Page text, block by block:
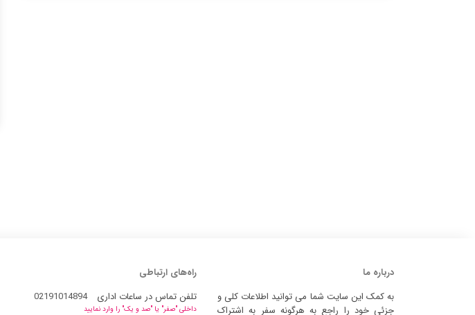
درباره ما
به کمک این سایت شما می توانید اطلاعات کلی و
جزئی خود را راجع به هرگونه سفر به اشتراک
راه‌های ارتباطی
تلفن تماس در ساعات اداری
02191014894
داخلی "صفر" یا "صد و یک" را وارد نمایید